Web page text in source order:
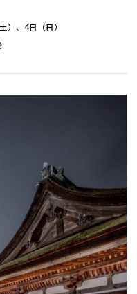
）、4日（日）